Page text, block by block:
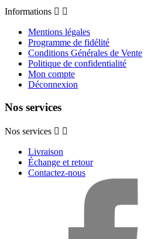
Informations  
Mentions légales
Programme de fidélité
Conditions Générales de Vente
Politique de confidentialité
Mon compte
Déconnexion
Nos services
Nos services  
Livraison
Échange et retour
Contactez-nous